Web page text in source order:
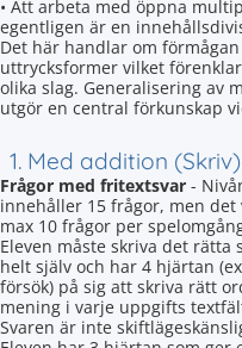
• Att arbeta med öppna
egentligen är en
Det här handlar om
uttrycksformer vilket
olika slag. Generalisering av
utgör en central förkunskap
1. Med addition (Skriv)
Frågor med fritextsvar -
innehåller 15 frågor, men det
max 10 frågor per
Eleven måste skriva det rätta
helt själv och har 4 hjärtan
försök) på sig att skriva rätt
mening i varje uppgifts
Svaren är inte